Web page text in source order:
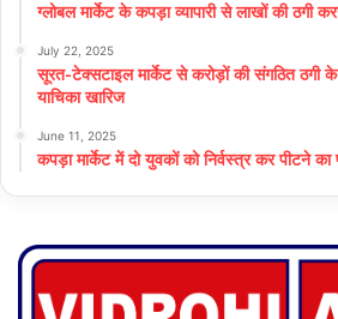
ग्लोबल मार्केट के कपड़ा व्यापारी से लाखों की ठगी
July 22, 2025
सूरत-टेक्सटाइल मार्केट से करोड़ों की संगठित ठगी
याचिका खारिज
June 11, 2025
कपड़ा मार्केट में दो युवकों को निर्वस्त्र कर पीटने का